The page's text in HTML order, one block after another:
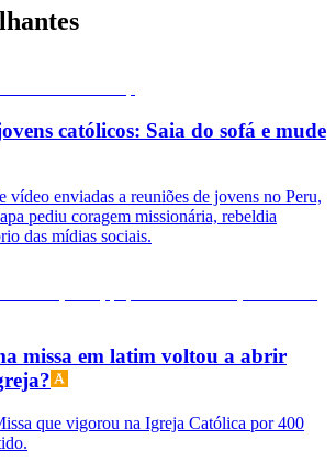
católicos: Saia do sofá e mude
vídeo enviadas a reuniões de jovens no Peru,
pediu coragem missionária, rebeldia
das mídias sociais.
missa em latim voltou a abrir
que vigorou na Igreja Católica por 400